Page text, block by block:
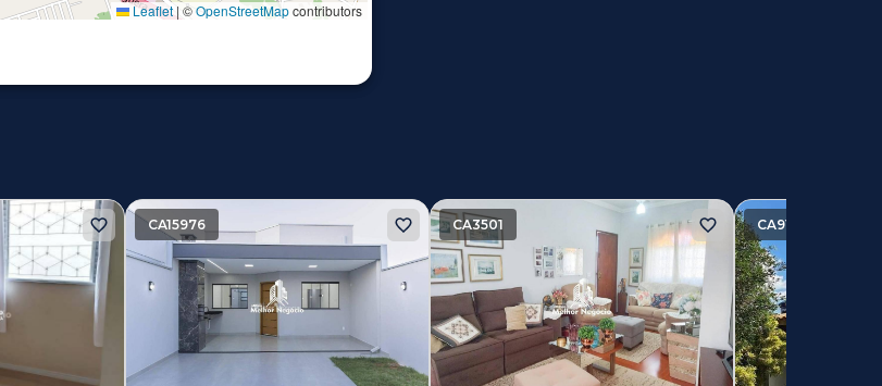
Leaflet | ©OpenStreetMapcontributors
CA15976 CA3501 CA9105